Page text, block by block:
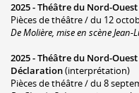
2025 -Théâtre du Nord-Ouest
Pièces de théâtre / du 12
De Molière, mise en scène Jean-
2025 -Théâtre du Nord-Ouest
Déclaration(interprétation)
Pièces de théâtre / du 8